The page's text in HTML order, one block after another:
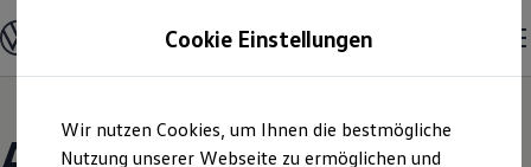
Hauptinhalt
springen
Footer
springen
Modelle & Konfigurator
Nutzfahrzeugkategorien entdecken
Modelle konfigurieren
Vorgängermodelle und Oldtimer
Vorgängermodelle
Cookie Einstellungen
Wir nutzen Cookies, um Ihnen die bestmögliche
Nutzung unserer Webseite zu ermöglichen und